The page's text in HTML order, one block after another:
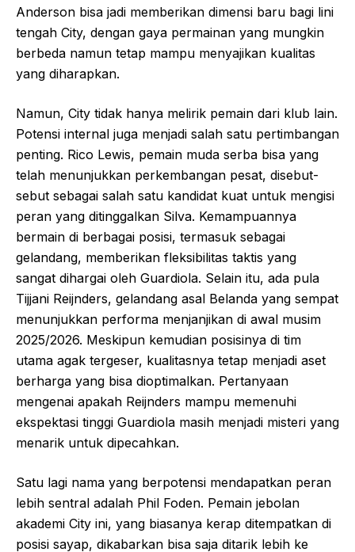
Anderson bisa jadi memberikan dimensi baru bagi lini
tengah City, dengan gaya permainan yang mungkin
berbeda namun tetap mampu menyajikan kualitas
yang diharapkan.
Namun, City tidak hanya melirik pemain dari klub lain.
Potensi internal juga menjadi salah satu pertimbangan
penting. Rico Lewis, pemain muda serba bisa yang
telah menunjukkan perkembangan pesat, disebut-
sebut sebagai salah satu kandidat kuat untuk mengisi
peran yang ditinggalkan Silva. Kemampuannya
bermain di berbagai posisi, termasuk sebagai
gelandang, memberikan fleksibilitas taktis yang
sangat dihargai oleh Guardiola. Selain itu, ada pula
Tijjani Reijnders, gelandang asal Belanda yang sempat
menunjukkan performa menjanjikan di awal musim
2025/2026. Meskipun kemudian posisinya di tim
utama agak tergeser, kualitasnya tetap menjadi aset
berharga yang bisa dioptimalkan. Pertanyaan
mengenai apakah Reijnders mampu memenuhi
ekspektasi tinggi Guardiola masih menjadi misteri yang
menarik untuk dipecahkan.
Satu lagi nama yang berpotensi mendapatkan peran
lebih sentral adalah Phil Foden. Pemain jebolan
akademi City ini, yang biasanya kerap ditempatkan di
posisi sayap, dikabarkan bisa saja ditarik lebih ke